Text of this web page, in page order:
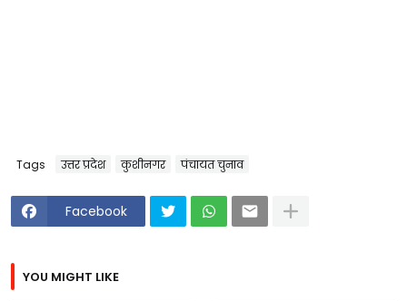
Tags उत्तर प्रदेश कुशीनगर पंचायत चुनाव
Facebook
YOU MIGHT LIKE